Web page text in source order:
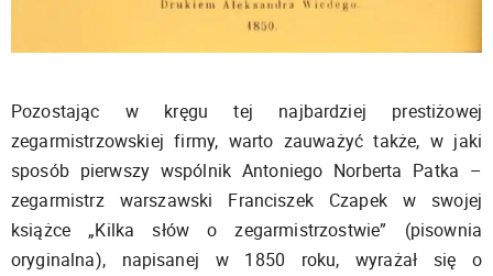
Pozostając w kręgu tej najbardziej prestiżowej
zegarmistrzowskiej firmy, warto zauważyć także, w jaki
sposób pierwszy wspólnik Antoniego Norberta Patka –
zegarmistrz warszawski Franciszek Czapek w swojej
książce „Kilka słów o zegarmistrzostwie” (pisownia
oryginalna), napisanej w 1850 roku, wyrażał się o